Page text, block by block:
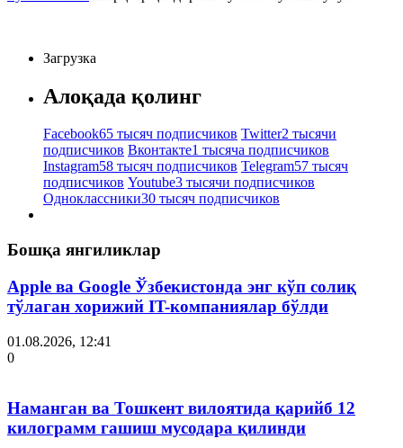
Загрузка
Алоқада қолинг
Facebook65 тысяч подписчиков Twitter2 тысячи
подписчиков Вконтакте1 тысяча подписчиков
Instagram58 тысяч подписчиков Telegram57 тысяч
подписчиков Youtube3 тысячи подписчиков
Одноклассники30 тысяч подписчиков
Бошқа янгиликлар
Apple ва Google Ўзбекистонда энг кўп солиқ
тўлаган хорижий IT-компаниялар бўлди
01.08.2026, 12:41
0
Наманган ва Тошкент вилоятида қарийб 12
килограмм гашиш мусодара қилинди